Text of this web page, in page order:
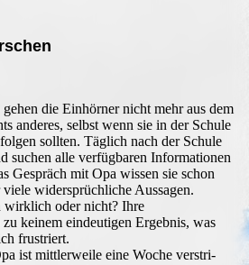
die Einhörner nicht mehr aus dem
anderes, selbst wenn sie in der Schule
sollten. Täglich nach der Schule
suchen alle verfügbaren Informationen
Gespräch mit Opa wissen sie schon
widersprüchliche Aussagen.
wirklich oder nicht? Ihre
keinem eindeutigen Ergebnis, was
frustriert.
ist mittlerweile eine Woche verstri-